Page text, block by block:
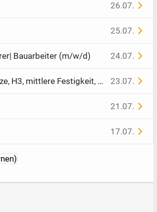
26.07.
25.07.
Bauarbeiter (m/w/d) 24.07.
H3, mittlere Festigkeit, Öko-Tex-
23.07.
21.07.
17.07.